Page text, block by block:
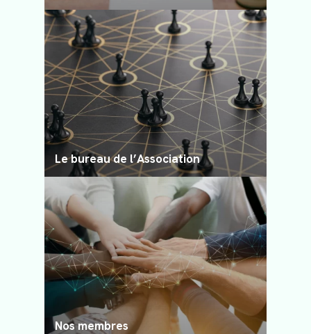
Le bureau de l’Association
Nos membres